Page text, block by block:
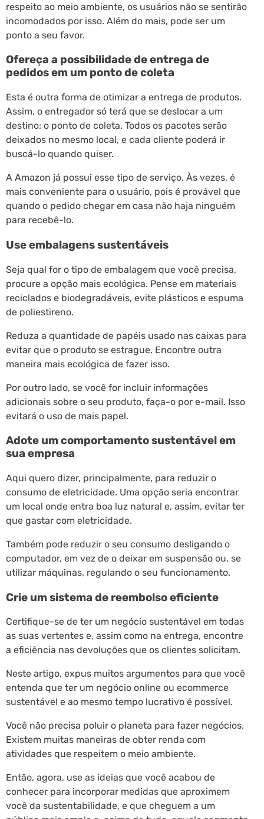
respeito ao meio ambiente, os usuários não se sentirão
incomodados por isso. Além do mais, pode ser um
ponto a seu favor.
Ofereça a possibilidade de entrega de
pedidos em um ponto de coleta
Esta é outra forma de otimizar a entrega de produtos.
Assim, o entregador só terá que se deslocar a um
destino; o ponto de coleta. Todos os pacotes serão
deixados no mesmo local, e cada cliente poderá ir
buscá-lo quando quiser.
A Amazon já possui esse tipo de serviço. Às vezes, é
mais conveniente para o usuário, pois é provável que
quando o pedido chegar em casa não haja ninguém
para recebê-lo.
Use embalagens sustentáveis
Seja qual for o tipo de embalagem que você precisa,
procure a opção mais ecológica. Pense em materiais
reciclados e biodegradáveis, evite plásticos e espuma
de poliestireno.
Reduza a quantidade de papéis usado nas caixas para
evitar que o produto se estrague. Encontre outra
maneira mais ecológica de fazer isso.
Por outro lado, se você for incluir informações
adicionais sobre o seu produto, faça-o por e-mail. Isso
evitará o uso de mais papel.
Adote um comportamento sustentável em
sua empresa
Aqui quero dizer, principalmente, para reduzir o
consumo de eletricidade. Uma opção seria encontrar
um local onde entra boa luz natural e, assim, evitar ter
que gastar com eletricidade.
Também pode reduzir o seu consumo desligando o
computador, em vez de o deixar em suspensão ou, se
utilizar máquinas, regulando o seu funcionamento.
Crie um sistema de reembolso eficiente
Certifique-se de ter um negócio sustentável em todas
as suas vertentes e, assim como na entrega, encontre
a eficiência nas devoluções que os clientes solicitam.
Neste artigo, expus muitos argumentos para que você
entenda que ter um negócio online ou ecommerce
sustentável e ao mesmo tempo lucrativo é possível.
Você não precisa poluir o planeta para fazer negócios.
Existem muitas maneiras de obter renda com
atividades que respeitem o meio ambiente.
Então, agora, use as ideias que você acabou de
conhecer para incorporar medidas que aproximem
você da sustentabilidade, e que cheguem a um